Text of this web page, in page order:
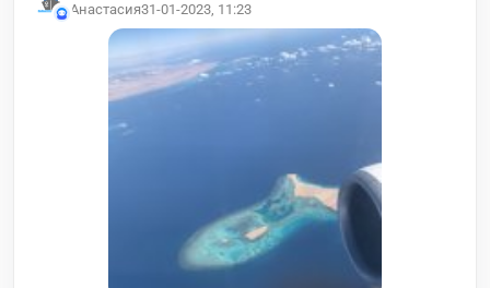
Анастасия31-01-2023, 11:23